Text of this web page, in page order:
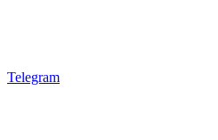
Telegram